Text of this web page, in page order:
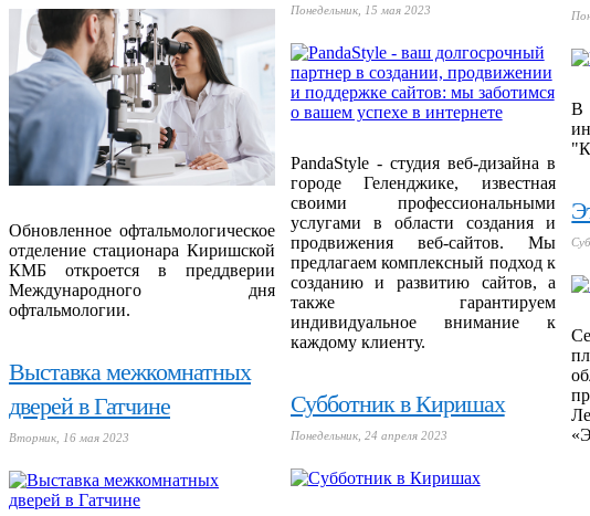
Обновленное офтальмологическое
отделение стационара Киришской
КМБ откроется в преддверии
Международного дня
офтальмологии.
Выставка межкомнатных
дверей в Гатчине
Вторник, 16 мая 2023
Понедельник, 15 мая 2023
PandaStyle - студия веб-дизайна в
городе Геленджике, известная
своими профессиональными
услугами в области создания и
продвижения веб-сайтов. Мы
предлагаем комплексный подход к
созданию и развитию сайтов, а
также гарантируем
индивидуальное внимание к
каждому клиенту.
Субботник в Киришах
Понедельник, 24 апреля 2023
В